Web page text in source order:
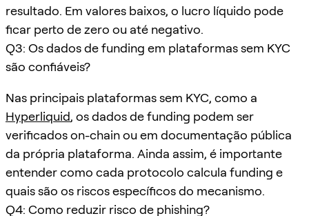
resultado. Em valores baixos, o lucro líquido pode
ficar perto de zero ou até negativo.
Q3: Os dados de funding em plataformas sem KYC
são confiáveis?
Nas principais plataformas sem KYC, como a
Hyperliquid, os dados de funding podem ser
verificados on-chain ou em documentação pública
da própria plataforma. Ainda assim, é importante
entender como cada protocolo calcula funding e
quais são os riscos específicos do mecanismo.
Q4: Como reduzir risco de phishing?